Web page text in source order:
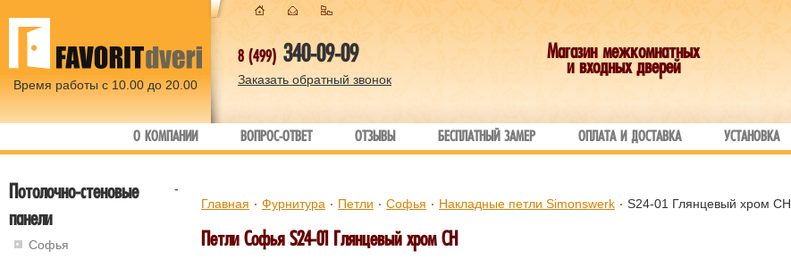
Время работы с 10.00 до 20.00
8 (499) 340-09-09
Заказать обратный звонок
Магазин межкомнатных
и входных дверей
О КОМПАНИИ ВОПРОС-ОТВЕТ ОТЗЫВЫ БЕСПЛАТНЫЙ ЗАМЕР ОПЛАТА И ДОСТАВКА УСТАНОВКА
-
Потолочно-стеновые
панели
Софья
Главная Фурнитура Петли Софья Накладные петли Simonswerk S24-01 Глянцевый хром CH
Петли Софья S24-01 Глянцевый хром CH